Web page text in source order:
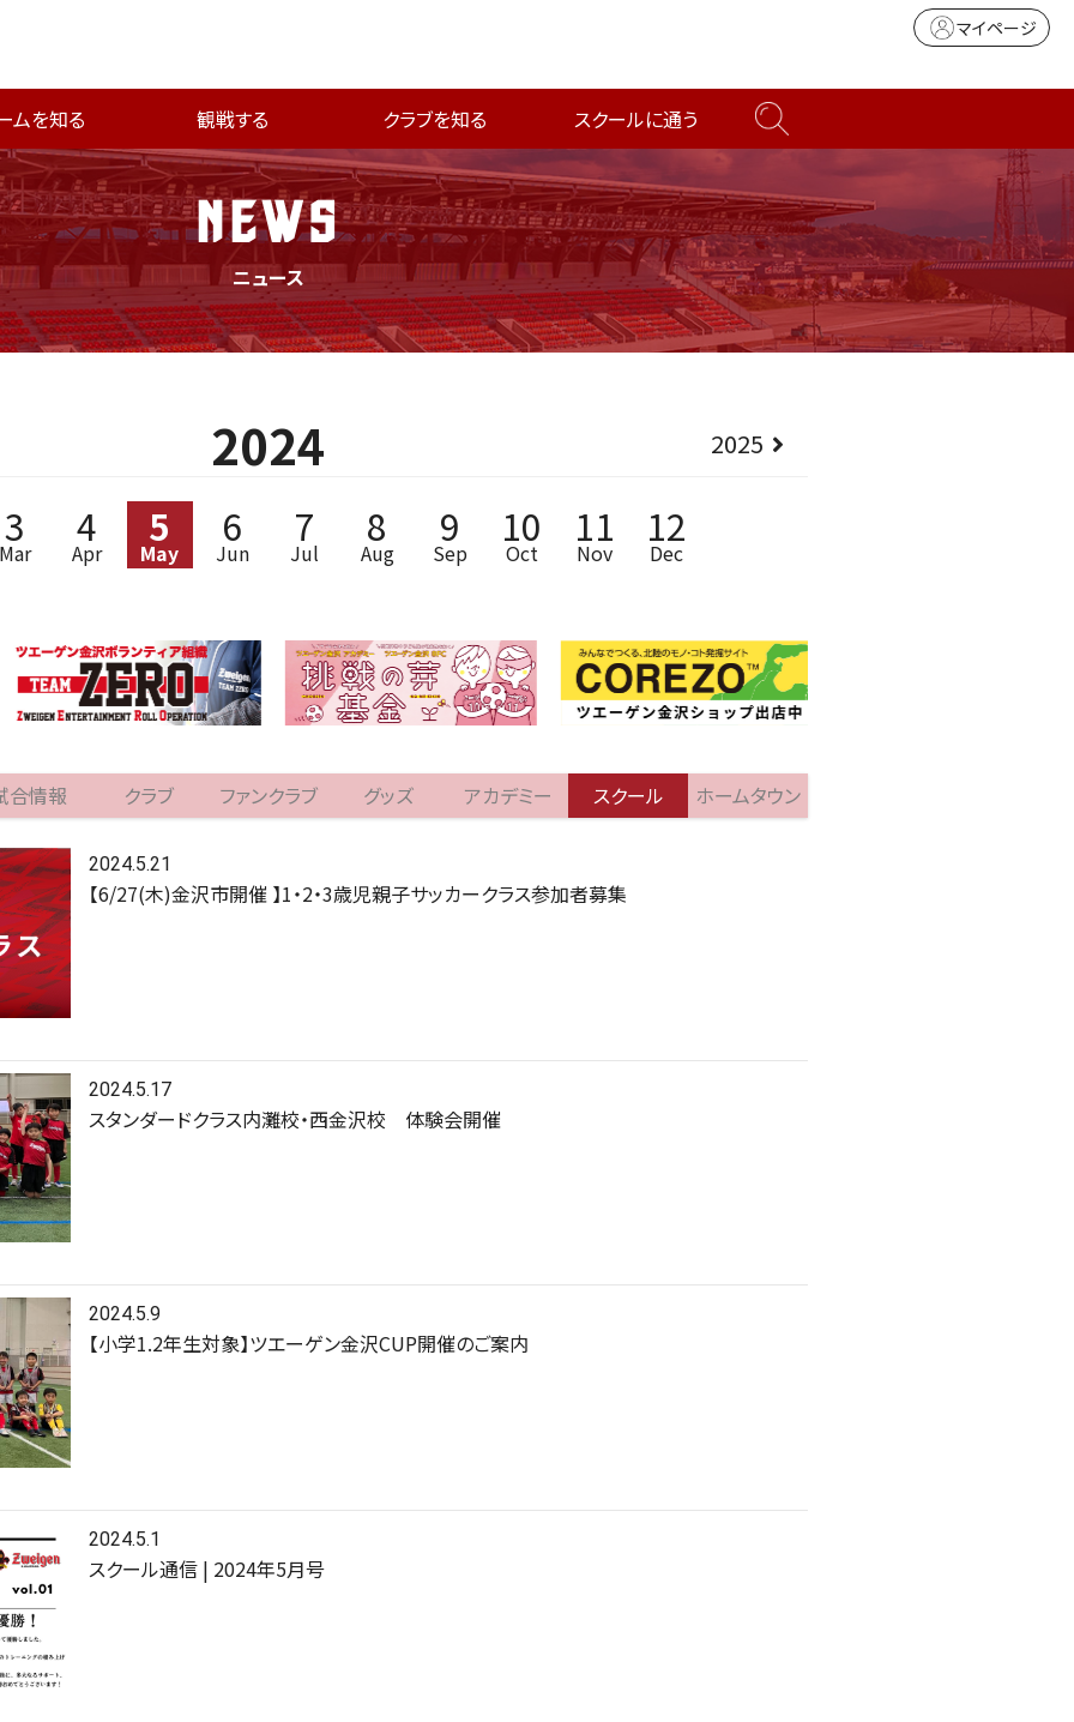
マイページ
ムを知る 観戦する クラブを知る スクールに通う
NEWS
ニュース
2024 2025
3 4
Apr
5
May
6
Jun
7
Jul
8
Aug
9
Sep
10
Oct
11
Nov
12
Dec
合情報 クラブ ファンクラブ グッズ アカデミー スクール ホームタウン
2024.5.21
【6/27(木)金沢市開催 】1・2・3歳児親子サッカークラス参加者募集
2024.5.17
スタンダードクラス内灘校・西金沢校 体験会開催
2024.5.9
【小学1.2年生対象】ツエーゲン金沢CUP開催のご案内
2024.5.1
スクール通信 | 2024年5月号